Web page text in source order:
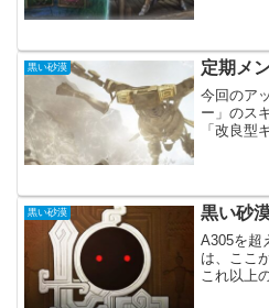
した。い
黒い砂漠 定期メ
今回のア
ー」のス
「改良型
職の調整
黒い砂漠 黒い砂
A305を超
は、ここ
これ以上